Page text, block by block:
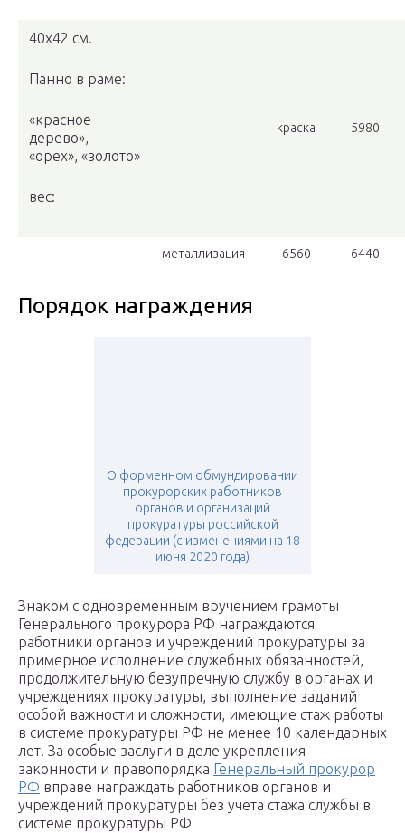
40х42 см.
Панно в раме:
«красное
дерево»,
«орех», «золото»
вес:
краска 5980
металлизация 6560 6440
Порядок награждения
О форменном обмундировании
прокурорских работников
органов и организаций
прокуратуры российской
федерации (с изменениями на 18
июня 2020 года)
Знаком с одновременным вручением грамоты
Генерального прокурора РФ награждаются
работники органов и учреждений прокуратуры за
примерное исполнение служебных обязанностей,
продолжительную безупречную службу в органах и
учреждениях прокуратуры, выполнение заданий
особой важности и сложности, имеющие стаж работы
в системе прокуратуры РФ не менее 10 календарных
лет. За особые заслуги в деле укрепления
законности и правопорядка Генеральный прокурор
РФ вправе награждать работников органов и
учреждений прокуратуры без учета стажа службы в
системе прокуратуры РФ